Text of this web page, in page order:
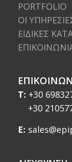
PORTFOLIO
ΟΙ
ΕΙΔΙΚΕΣ
T: +30
+30
E: